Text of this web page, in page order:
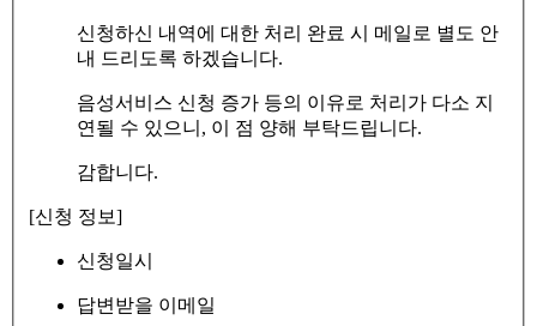
신청하신 내역에 대한 처리 완료 시 메일로 별도 안
내 드리도록 하겠습니다.
음성서비스 신청 증가 등의 이유로 처리가 다소 지
연될 수 있으니, 이 점 양해 부탁드립니다.
감합니다.
[신청 정보]
신청일시
답변받을 이메일